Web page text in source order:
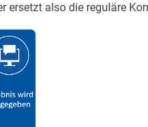
ersetzt also die reguläre